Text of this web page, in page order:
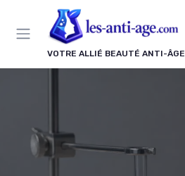
VOTRE ALLIÉ BEAUTÉ ANTI-ÂGE
Panneau de gestion des cookies